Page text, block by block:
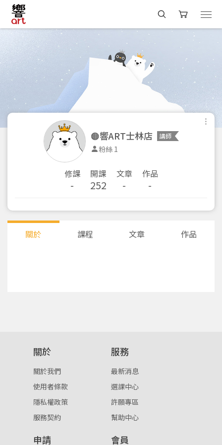
入。
重設密碼
點擊下方「確定」將前一位使用者強制登出。
確定
取消
🟠響ART士林店 講師
粉絲 1
修課
-
開課
252
文章
-
作品
-
關於 課程 文章 作品
關於
關於我們
使用者條款
隱私權政策
服務契約
服務
最新消息
選課中心
許願專區
幫助中心
申請 會員